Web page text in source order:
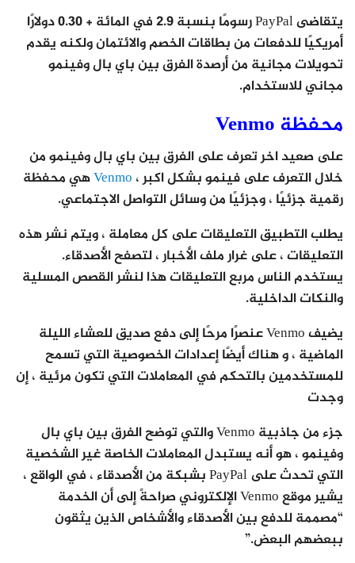
يتقاضى PayPal رسومًا بنسبة 2.9 في المائة + 0.30 دولارًا
أمريكيًا للدفعات من بطاقات الخصم والائتمان ولكنه يقدم
تحويلات مجانية من أرصدة الفرق بين باي بال وفينمو
مجاني للاستخدام.
محفظة Venmo
على صعيد اخر تعرف على الفرق بين باي بال وفينمو من
خلال التعرف على فينمو بشكل اكبر ، Venmoهي محفظة
رقمية جزئيًا ، وجزئيًا من وسائل التواصل الاجتماعي.
يطلب التطبيق التعليقات على كل معاملة ، ويتم نشر هذه
التعليقات ، على غرار ملف الأخبار ، لتصفح الأصدقاء.
يستخدم الناس مربع التعليقات هذا لنشر القصص المسلية
والنكات الداخلية.
يضيف Venmo عنصرًا مرحًا إلى دفع صديق للعشاء الليلة
الماضية ، و هناك أيضًا إعدادات الخصوصية التي تسمح
للمستخدمين بالتحكم في المعاملات التي تكون مرئية ، إن
وجدت
جزء من جاذبية Venmo والتي توضح الفرق بين باي بال
وفينمو ، هو أنه يستبدل المعاملات الخاصة غير الشخصية
التي تحدث على PayPal بشبكة من الأصدقاء ، في الواقع ،
يشير موقع Venmo الإلكتروني صراحةً إلى أن الخدمة
“مصممة للدفع بين الأصدقاء والأشخاص الذين يثقون
ببعضهم البعض.”